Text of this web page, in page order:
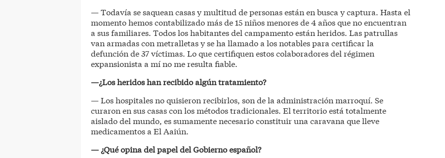
— Todavía se saquean casas y multitud de personas están en busca y captura. Hasta el
momento hemos contabilizado más de 15 niños menores de 4 años que no encuentran
a sus familiares. Todos los habitantes del campamento están heridos. Las patrullas
van armadas con metralletas y se ha llamado a los notables para certificar la
defunción de 37 víctimas. Lo que certifiquen estos colaboradores del régimen
expansionista a mí no me resulta fiable.
—¿Los heridos han recibido algún tratamiento?
— Los hospitales no quisieron recibirlos, son de la administración marroquí. Se
curaron en sus casas con los métodos tradicionales. El territorio está totalmente
aislado del mundo, es sumamente necesario constituir una caravana que lleve
medicamentos a El Aaiún.
— ¿Qué opina del papel del Gobierno español?